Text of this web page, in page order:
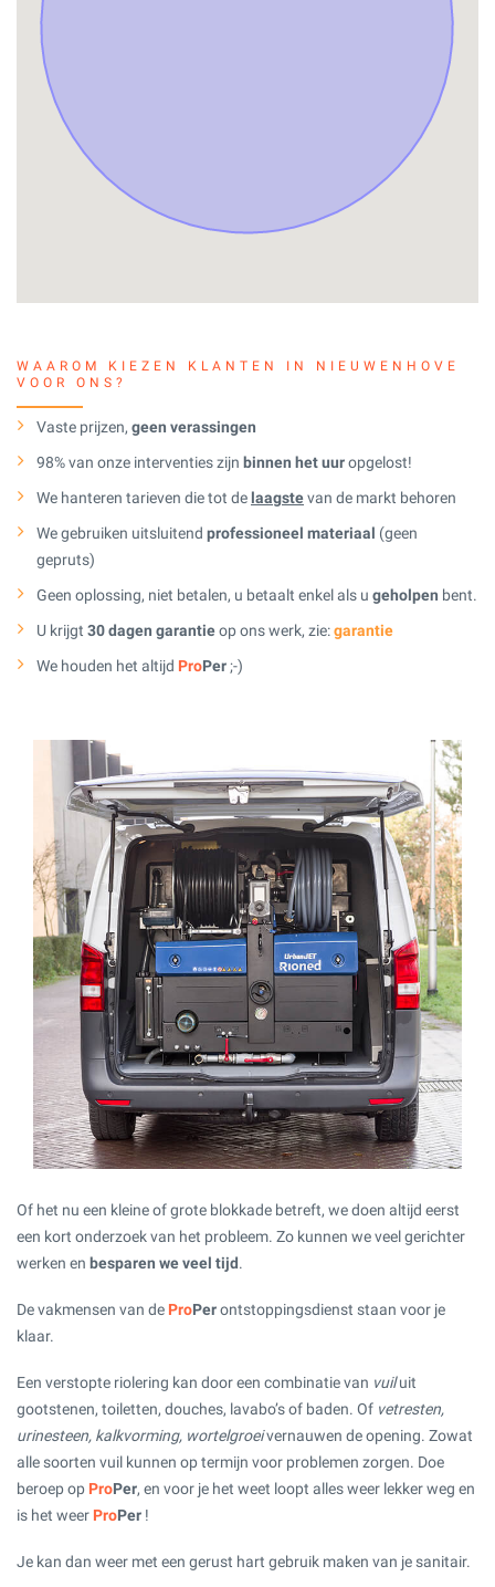
WAAROM KIEZEN KLANTEN IN NIEUWENHOVE
VOOR ONS?
Vaste prijzen, geen verassingen
98% van onze interventies zijn binnen het uuropgelost!
We hanteren tarieven die tot de laagstevan de markt behoren
We gebruiken uitsluitend professioneel materiaal (geen
gepruts)
Geen oplossing, niet betalen, u betaalt enkel als u geholpen bent.
U krijgt 30 dagen garantieop ons werk, zie:garantie
We houden het altijd ProPer ;-)
Of het nu een kleine of grote blokkade betreft, we doen altijd eerst
een kort onderzoek van het probleem. Zo kunnen we veel gerichter
werken en besparen we veel tijd.
De vakmensen van de ProPerontstoppingsdienst staan voor je
klaar.
Een verstopte riolering kan door een combinatie van vuiluit
gootstenen, toiletten, douches, lavabo’s of baden. Of vetresten,
urinesteen, kalkvorming, wortelgroeivernauwen de opening. Zowat
alle soorten vuil kunnen op termijn voor problemen zorgen. Doe
beroep op ProPer, en voor je het weet loopt alles weer lekker weg en
is het weer ProPer !
Je kan dan weer met een gerust hart gebruik maken van je sanitair.